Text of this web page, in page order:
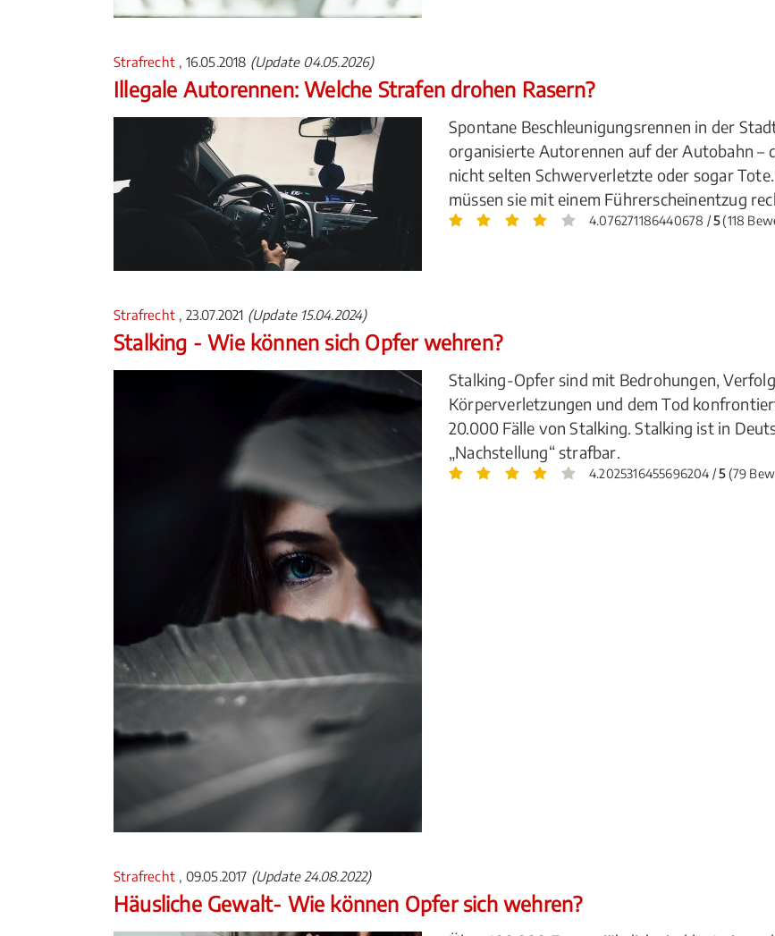
Strafrecht , 16.05.2018 (Update 04.05.2026)
Illegale Autorennen: Welche Strafen drohen Rasern?
Spontane Beschleunigungsrennen in der
organisierte Autorennen auf der Autobahn –
nicht selten Schwerverletzte oder sogar
müssen sie mit einem Führerscheinentzug
4.076271186440678 /5(118
Strafrecht , 23.07.2021 (Update 15.04.2024)
Stalking - Wie können sich Opfer wehren?
Stalking-Opfer sind mit Bedrohungen,
Körperverletzungen und dem Tod
20.000 Fälle von Stalking. Stalking ist in
„Nachstellung“ strafbar.
4.2025316455696204 /5(79
Strafrecht , 09.05.2017 (Update 24.08.2022)
Häusliche Gewalt- Wie können Opfer sich wehren?